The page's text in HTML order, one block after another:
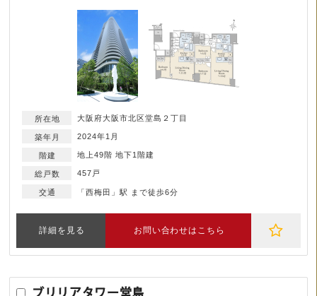
大阪府大阪市北区堂島２丁目
2024年1月
地上49階 地下1階建
457戸
「西梅田」駅 まで徒歩6分
詳細を見る お問い合わせはこちら
ブリリアタワー堂島